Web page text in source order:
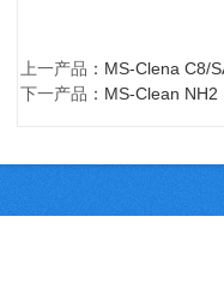
上一产品 ： MS-Clena C8/
下一产品 ： MS-Clean NH2